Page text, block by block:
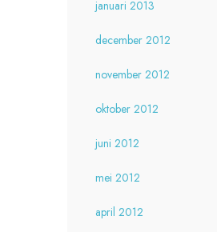
januari 2013
december 2012
november 2012
oktober 2012
juni 2012
mei 2012
april 2012